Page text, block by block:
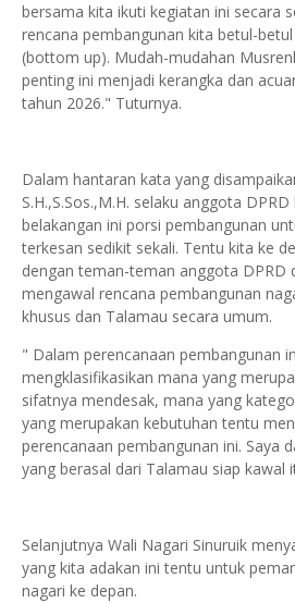
bersama kita ikuti kegiatan ini secara
rencana pembangunan kita betul-
(bottom up). Mudah-mudahan
penting ini menjadi kerangka dan
tahun 2026." Tuturnya.
Dalam hantaran kata yang
S.H.,S.Sos.,M.H. selaku anggota
belakangan ini porsi pembangunan
terkesan sedikit sekali. Tentu kita ke
dengan teman-teman anggota DPRD
mengawal rencana pembangunan
khusus dan Talamau secara umum.
" Dalam perencanaan pembangunan
mengklasifikasikan mana yang
sifatnya mendesak, mana yang
yang merupakan kebutuhan tentu
perencanaan pembangunan ini. Saya
yang berasal dari Talamau siap kawal
Selanjutnya Wali Nagari Sinuruik
yang kita adakan ini tentu untuk
nagari ke depan.